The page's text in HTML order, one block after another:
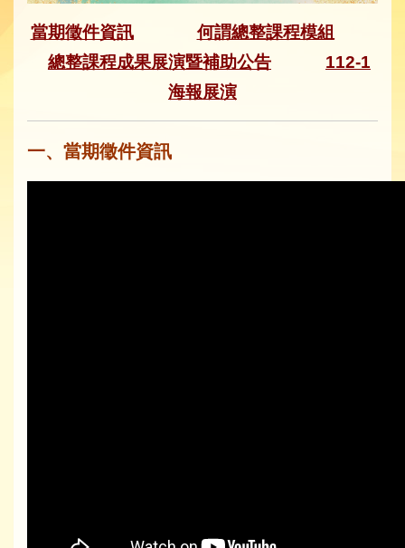
當期徵件資訊
何謂總整課程模組
總整課程成果展演暨補助公告
112-1
海報展演
一、當期徵件資訊